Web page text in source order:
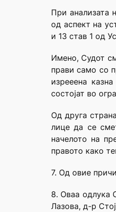
При анализата
од аспект на
и 13 став 1 од
Имено, Судот
прави само со
изрееена
состојат во
Од друга
лице да се
начелото на
правото како
7. Од овие
8. Оваа одлука
Лазова, д-р